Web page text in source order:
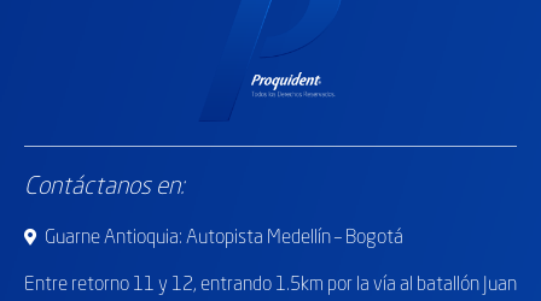
Contáctanos en:
Guarne Antioquia: Autopista Medellín – Bogotá
Entre retorno 11 y 12, entrando 1.5km por la vía al batallón Juan